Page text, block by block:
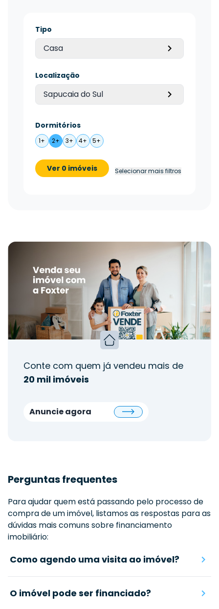
Tipo
Casa
Localização
Sapucaia do Sul
Dormitórios
1+ 2+ 3+ 4+ 5+
Ver 0 imóveis Selecionar mais filtros
Conte com quem já vendeu mais de
20 mil imóveis
Anuncie agora
Perguntas frequentes
Para ajudar quem está passando pelo processo de
compra de um imóvel, listamos as respostas para as
dúvidas mais comuns sobre financiamento
imobiliário:
Como agendo uma visita ao imóvel?
O imóvel pode ser financiado?